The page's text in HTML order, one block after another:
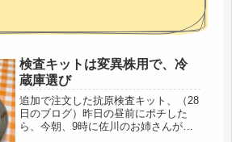
検査キットは変異株用で、冷
蔵庫選び
追加で注文した抗原検査キット、（28
日のブログ）昨日の昼前にポチした
ら、今朝、9時に佐川のお姉さんが配